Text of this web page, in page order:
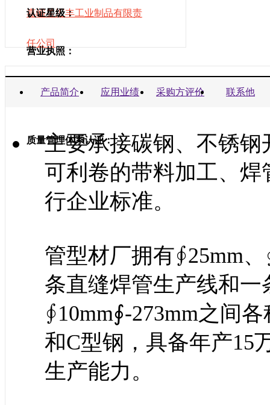
嘉峪关汇丰工业制品有限责
任公司
认证星级：
营业执照：
商业信誉承诺书：
质量管理体系认证：
产品简介 应用业绩 采购方评价 联系他
主要承接碳钢、不锈
可利卷的带料加工、
行企业标准。
管型材厂拥有∮25mm
条直缝焊管生产线和
∮10mm∮-273mm之间
和C型钢，具备年产15
生产能力。